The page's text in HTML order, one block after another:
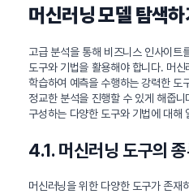
머신러닝 모델 탐색하
고급 분석을 통해 비즈니스 인사이트
도구와 기법을 활용해야 합니다. 머
학습하여 예측을 수행하는 강력한 도
정교한 분석을 진행할 수 있게 해줍
구성하는 다양한 도구와 기법에 대해
4.1. 머신러닝 도구의
머신러닝을 위한 다양한 도구가 존재